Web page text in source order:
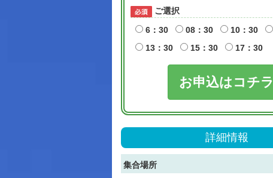
ご選択
6：30
08：30 10：30
13：30
15：30 17：30
お申込はコチラ
詳細情報
集合場所